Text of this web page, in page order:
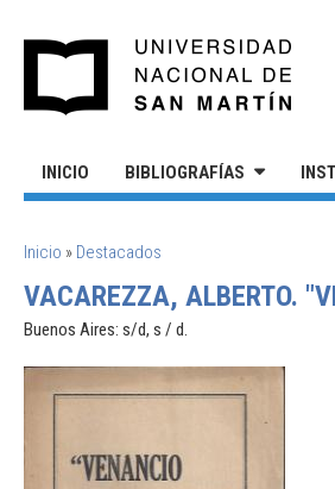
INICIO BIBLIOGRAFÍAS
SE ENCUENTRA USTED AQUÍ
Inicio » Destacados
VACAREZZA, ALBERTO.
Buenos Aires: s/d, s / d.